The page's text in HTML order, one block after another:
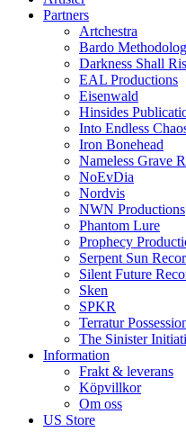
Partners
Artchestra
Bardo
Darkness Shall
EAL Productions
Eisenwald
Hinsides
Into Endless
Iron Bonehead
Nameless Grave
NoEvDia
Nordvis
NWN Productions
Phantom Lure
Prophecy
Serpent Sun
Silent Future
Sken
SPKR
Terratur
The Sinister
Information
Frakt & leverans
Köpvillkor
Om oss
US Store